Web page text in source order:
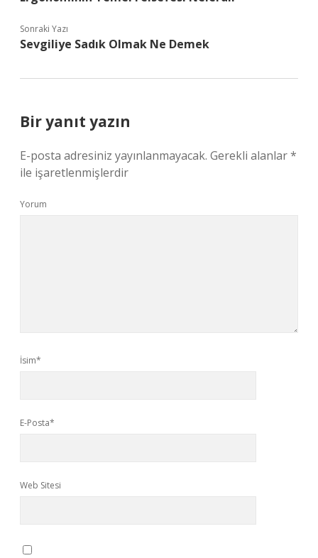
Sonraki Yazı
Sevgiliye Sadık Olmak Ne Demek
Bir yanıt yazın
E-posta adresiniz yayınlanmayacak. Gerekli alanlar*
ile işaretlenmişlerdir
Yorum
İsim*
E-Posta*
Web Sitesi